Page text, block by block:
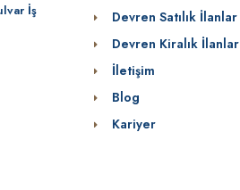
Devren Satılık İlanlar
Devren Kiralık İlanlar
İletişim
Blog
Kariyer
İş